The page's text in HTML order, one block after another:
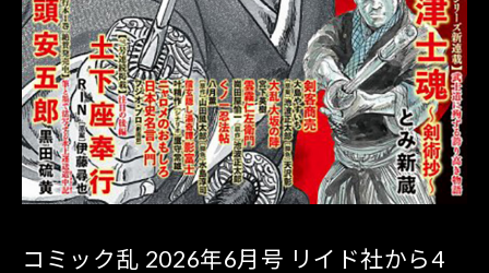
コミック乱 2026年6月号 リイド社から4